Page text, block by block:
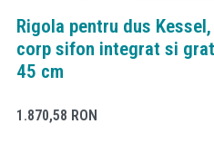
Rigola pentru dus
corp sifon integrat si
45 cm
1.870,58 RON